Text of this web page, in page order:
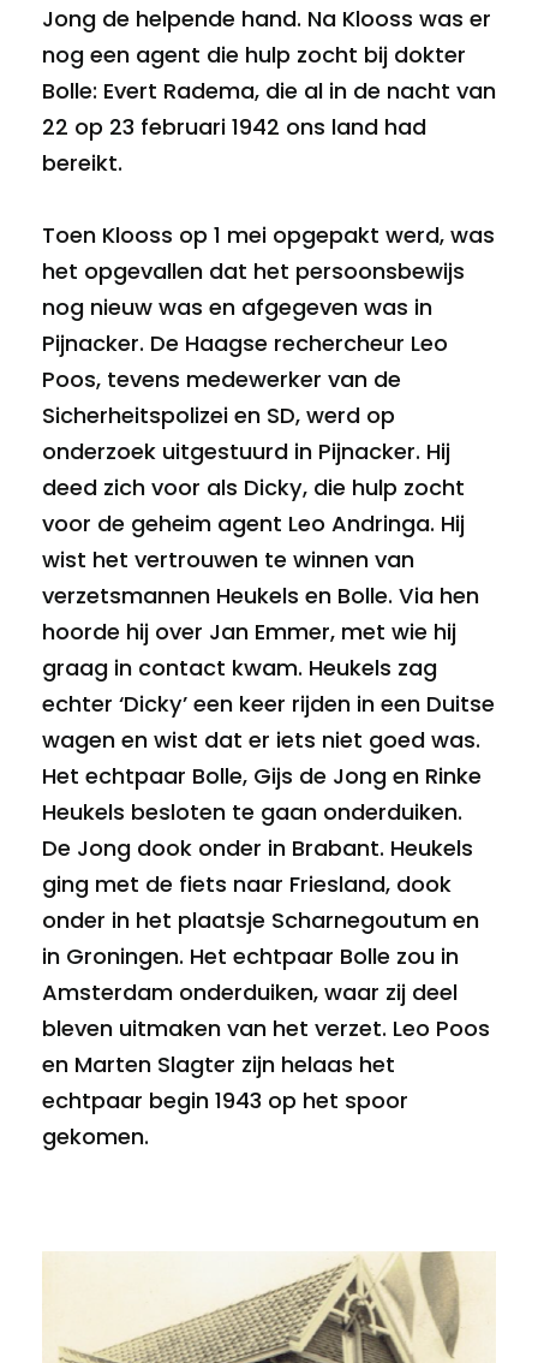
Jong de helpende hand. Na Klooss was er
nog een agent die hulp zocht bij dokter
Bolle: Evert Radema, die al in de nacht van
22 op 23 februari 1942 ons land had
bereikt.
Toen Klooss op 1 mei opgepakt werd, was
het opgevallen dat het persoonsbewijs
nog nieuw was en afgegeven was in
Pijnacker. De Haagse rechercheur Leo
Poos, tevens medewerker van de
Sicherheitspolizei en SD, werd op
onderzoek uitgestuurd in Pijnacker. Hij
deed zich voor als Dicky, die hulp zocht
voor de geheim agent Leo Andringa. Hij
wist het vertrouwen te winnen van
verzetsmannen Heukels en Bolle. Via hen
hoorde hij over Jan Emmer, met wie hij
graag in contact kwam. Heukels zag
echter ‘Dicky’ een keer rijden in een Duitse
wagen en wist dat er iets niet goed was.
Het echtpaar Bolle, Gijs de Jong en Rinke
Heukels besloten te gaan onderduiken.
De Jong dook onder in Brabant. Heukels
ging met de fiets naar Friesland, dook
onder in het plaatsje Scharnegoutum en
in Groningen. Het echtpaar Bolle zou in
Amsterdam onderduiken, waar zij deel
bleven uitmaken van het verzet. Leo Poos
en Marten Slagter zijn helaas het
echtpaar begin 1943 op het spoor
gekomen.